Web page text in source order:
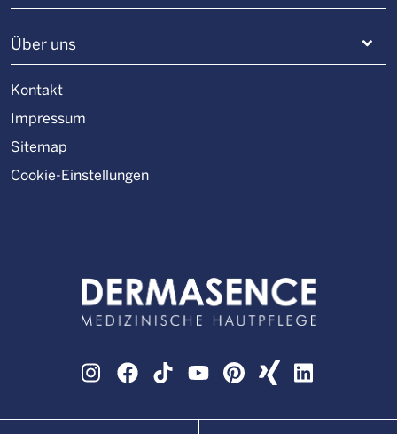
Über uns
Kontakt
Impressum
Sitemap
Cookie-Einstellungen